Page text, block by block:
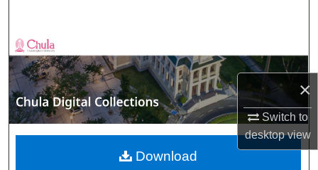
×
Switch to
desktopview
Browse Collections
My Account
About
Digital Commons Network™
Download